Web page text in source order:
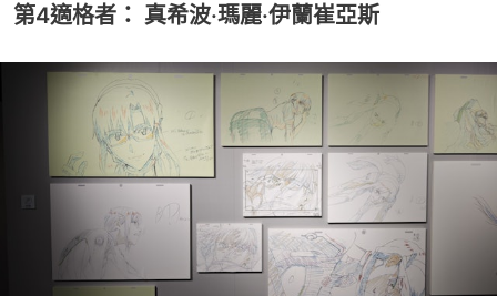
第4適格者： 真希波·瑪麗·伊蘭崔亞斯